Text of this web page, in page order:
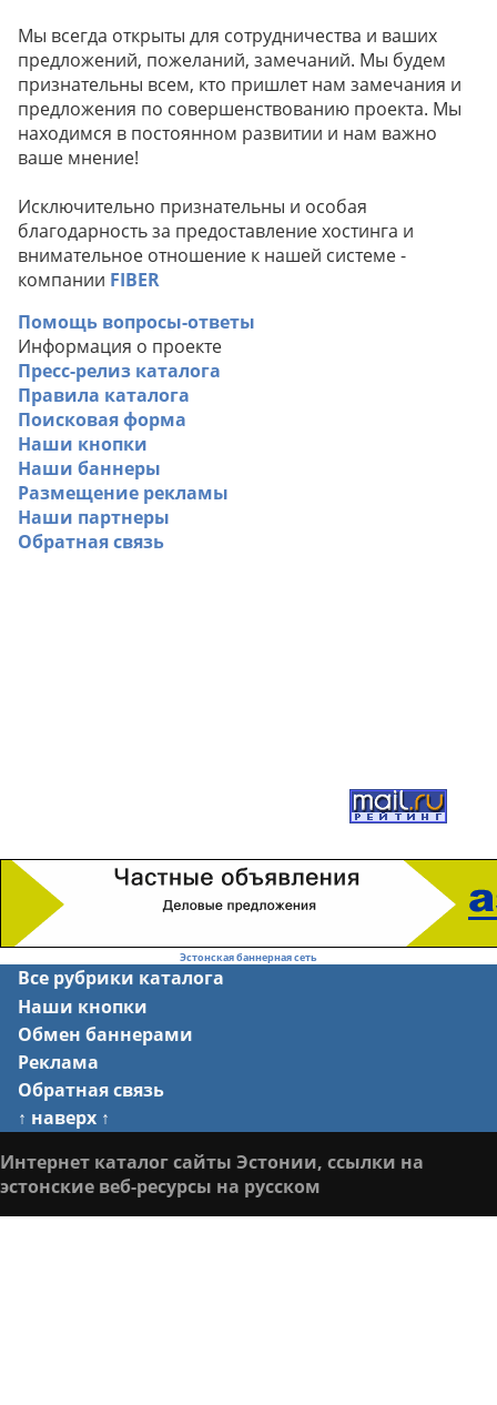
Мы всегда открыты для сотрудничества и ваших
предложений, пожеланий, замечаний. Мы будем
признательны всем, кто пришлет нам замечания и
предложения по совершенствованию проекта. Мы
находимся в постоянном развитии и нам важно
ваше мнение!
Исключительно признательны и особая
благодарность за предоставление хостинга и
внимательное отношение к нашей системе -
компании FIBER
Помощь вопросы-ответы
Информация о проекте
Пресс-релиз каталога
Правила каталога
Поисковая форма
Наши кнопки
Наши баннеры
Размещение рекламы
Наши партнеры
Обратная связь
Эстонская баннерная сеть
Все рубрики каталога
Наши кнопки
Обмен баннерами
Реклама
Обратная связь
↑ наверх ↑
Интернет каталог сайты Эстонии, ссылки на
эстонские веб-ресурсы на русском